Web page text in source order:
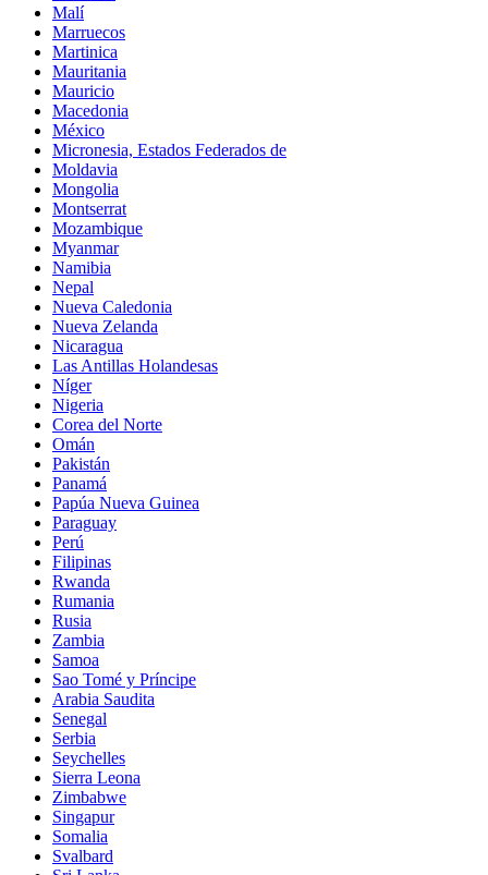
Malí
Marruecos
Martinica
Mauritania
Mauricio
Macedonia
México
Micronesia, Estados Federados de
Moldavia
Mongolia
Montserrat
Mozambique
Myanmar
Namibia
Nepal
Nueva Caledonia
Nueva Zelanda
Nicaragua
Las Antillas Holandesas
Níger
Nigeria
Corea del Norte
Omán
Pakistán
Panamá
Papúa Nueva Guinea
Paraguay
Perú
Filipinas
Rwanda
Rumania
Rusia
Zambia
Samoa
Sao Tomé y Príncipe
Arabia Saudita
Senegal
Serbia
Seychelles
Sierra Leona
Zimbabwe
Singapur
Somalia
Svalbard